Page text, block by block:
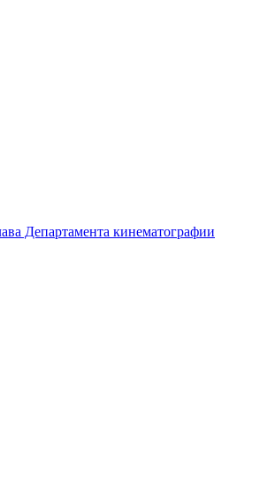
Департамента кинематографии